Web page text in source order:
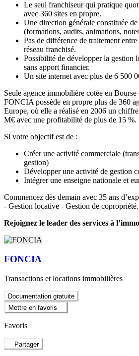
Le seul franchiseur qui pratique
avec 360 sites en propre.
Une direction générale constituée
(formations, audits, animations,
Pas de différence de traitement
réseau franchisé.
Possibilité de développer la gestion
sans apport financier.
Un site internet avec plus de 6 500
Seule agence immobilière cotée en Bourse
FONCIA possède en propre plus de 360
Europe, où elle a réalisé en 2006 un
M€ avec une profitabilité de plus de 15 %.
Si votre objectif est de :
Créer une activité commerciale
gestion)
Développer une activité de gestion
Intégrer une enseigne nationale et
Commencez dès demain avec 35 ans
- Gestion locative - Gestion de copropriété.
Rejoignez le leader des services à
FONCIA
Transactions et locations immobilières
Documentation gratuite
Mettre en favoris
Favoris
Partager